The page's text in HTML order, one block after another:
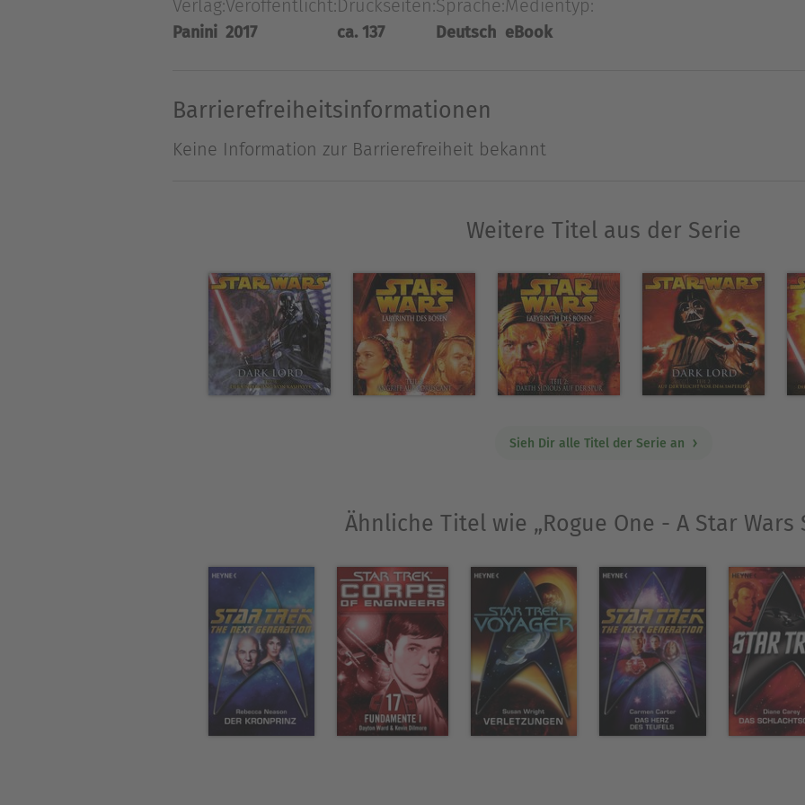
Alexander Freed zum stargespickten Kinoereignis des Jahres 2016 Rogue One -
Verlag:
Panini
Veröffentlicht:
2017
Druckseiten:
ca. 137
Sprache:
Deutsch
Medientyp:
eBook
Barrierefreiheitsinformationen
Keine Information zur Barrierefreiheit bekannt
Weitere Titel aus der Serie
Sieh Dir alle Titel der Serie an
Ähnliche Titel wie „Rogue One - A Star Wars